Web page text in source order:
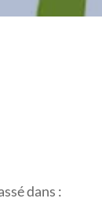
dans :